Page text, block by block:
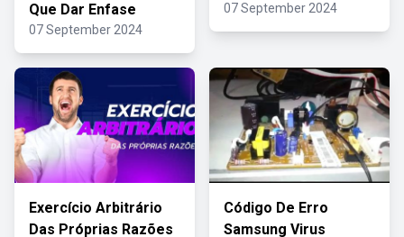
Que Dar Enfase
07 September 2024
07 September 2024
Exercício Arbitrário
Das Próprias Razões
Código De Erro
Samsung Virus